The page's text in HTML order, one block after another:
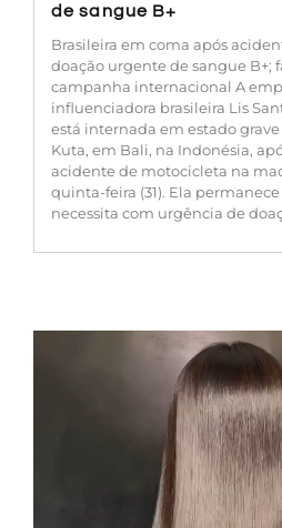
de sangue B+
Brasileira em coma após
doação urgente de sangue B+;
campanha internacional A
influenciadora brasileira Lis
está internada em estado
Kuta, em Bali, na Indonésia,
acidente de motocicleta na
quinta-feira (31). Ela
necessita com urgência de